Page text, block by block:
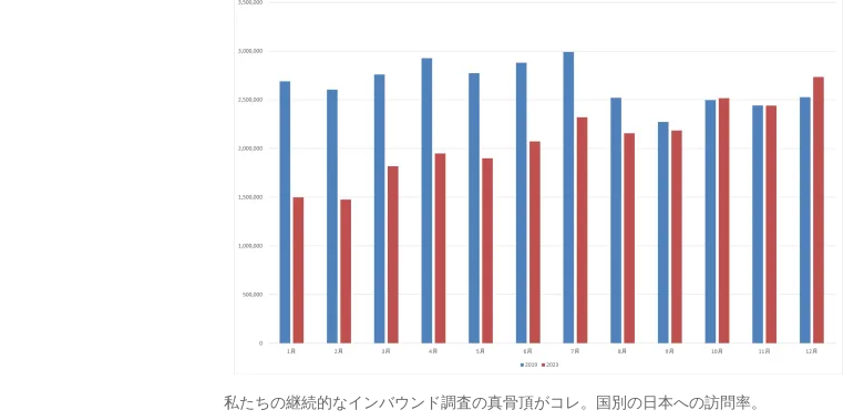
私たちの継続的なインバウンド調査の真骨頂がコレ。国別の日本への訪問率。